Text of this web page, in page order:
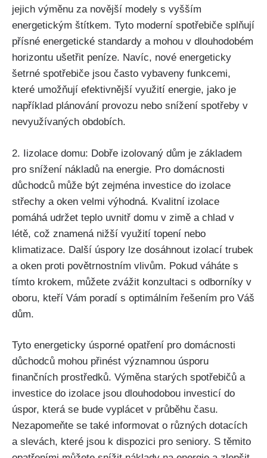
jejich výměnu za novější modely s vyšším
energetickým štítkem. Tyto moderní spotřebiče splňují
přísné energetické standardy a mohou v dlouhodobém
horizontu ušetřit peníze. Navíc, nové energeticky
šetrné spotřebiče jsou často vybaveny funkcemi,
které umožňují efektivnější využití energie, jako je
například plánování provozu nebo snížení spotřeby v
nevyužívaných obdobích.
2. Iizolace domu: Dobře izolovaný dům je základem
pro snížení nákladů na energie. Pro domácnosti
důchodců může být zejména investice do izolace
střechy a oken velmi výhodná. Kvalitní izolace
pomáhá udržet teplo uvnitř domu v zimě a chlad v
létě, což znamená nižší využití topení nebo
klimatizace. Další úspory lze dosáhnout izolací trubek
a oken proti povětrnostním vlivům. Pokud váháte s
tímto krokem, můžete zvážit konzultaci s odborníky v
oboru, kteří Vám poradí s optimálním řešením pro Váš
dům.
Tyto energeticky úsporné opatření pro domácnosti
důchodců mohou přinést významnou úsporu
finančních prostředků. Výměna starých spotřebičů a
investice do izolace jsou dlouhodobou investicí do
úspor, která se bude vyplácet v průběhu času.
Nezapomeňte se také informovat o různých dotacích
a slevách, které jsou k dispozici pro seniory. S těmito